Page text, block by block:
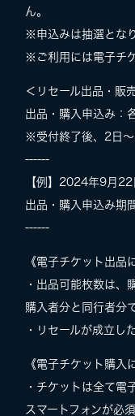
ん。
※申込みは抽選とな
※ご利用には電子チ
＜リセール出品・販
出品・購入申込み：
※受付終了後、2日〜
------
【例】2024年9月
出品・購入申込み
------
《電子チケット出品
・出品可能枚数は、
購入者分と同行者分
・リセールが成立し
《電子チケット購入
・チケットは全て電
スマートフォンが必